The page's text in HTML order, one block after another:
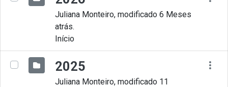
Juliana Monteiro, modificado 6 Meses
atrás.
Início
2025
Juliana Monteiro, modificado 11